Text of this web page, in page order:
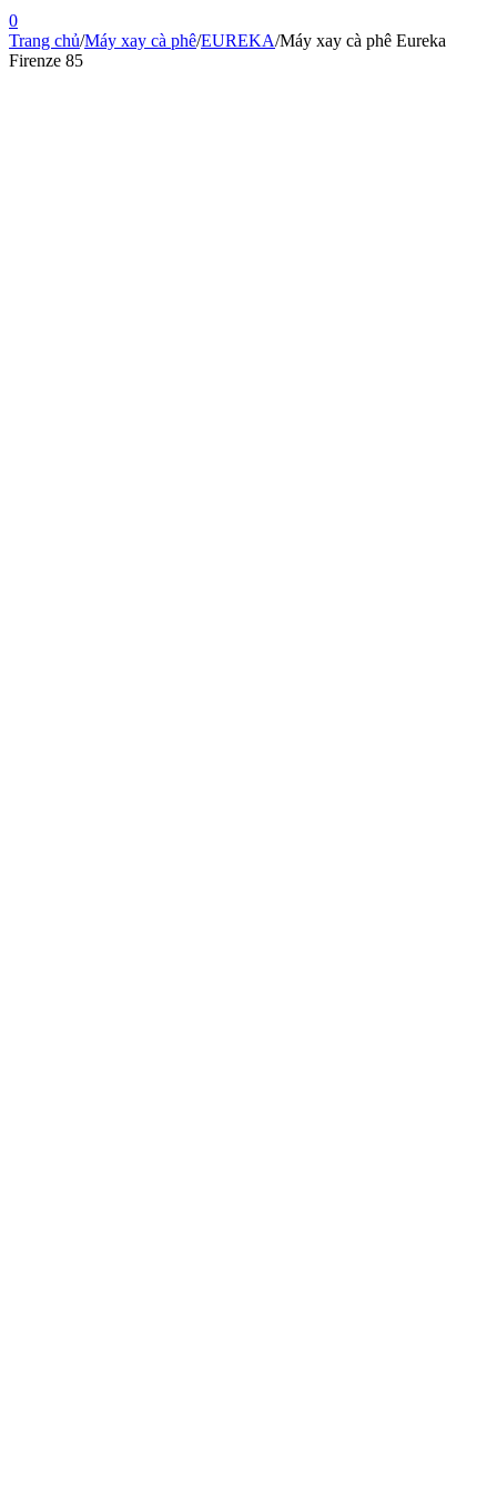
0
Trang chủ/Máy xay cà phê/EUREKA/Máy xay cà phê Eureka
Firenze 85